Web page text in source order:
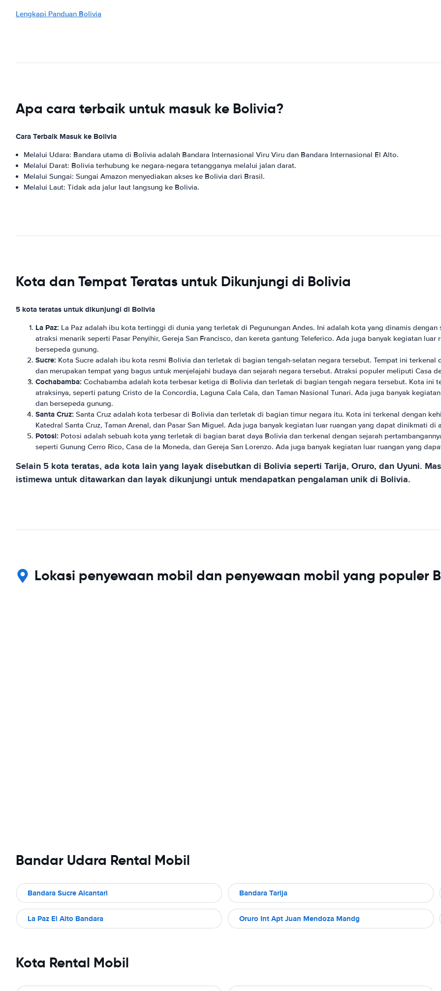
Lengkapi Panduan Bolivia
Apa cara terbaik untuk masuk ke Bolivia?
Cara Terbaik Masuk ke Bolivia
Melalui Udara: Bandara utama di Bolivia adalah Bandara Internasional Viru Viru dan Bandara Internasional El Alto.
Melalui Darat: Bolivia terhubung ke negara-negara tetangganya melalui jalan darat.
Melalui Sungai: Sungai Amazon menyediakan akses ke Bolivia dari Brasil.
Melalui Laut: Tidak ada jalur laut langsung ke Bolivia.
Kota dan Tempat Teratas untuk Dikunjungi di Bolivia
5 kota teratas untuk dikunjungi di Bolivia
La Paz: La Paz adalah ibu kota tertinggi di dunia yang terletak di Pegunungan Andes. Ini adalah kota yang dinamis
atraksi menarik seperti Pasar Penyihir, Gereja San Francisco, dan kereta gantung Teleferico. Ada juga banyak kegiatan
bersepeda gunung.
Sucre: Kota Sucre adalah ibu kota resmi Bolivia dan terletak di bagian tengah-selatan negara tersebut. Tempat ini
dan merupakan tempat yang bagus untuk menjelajahi budaya dan sejarah negara tersebut. Atraksi populer meliputi Casa
Cochabamba: Cochabamba adalah kota terbesar ketiga di Bolivia dan terletak di bagian tengah negara tersebut. Kota ini
atraksinya, seperti patung Cristo de la Concordia, Laguna Cala Cala, dan Taman Nasional Tunari. Ada juga banyak
dan bersepeda gunung.
Santa Cruz: Santa Cruz adalah kota terbesar di Bolivia dan terletak di bagian timur negara itu. Kota ini terkenal dengan
Katedral Santa Cruz, Taman Arenal, dan Pasar San Miguel. Ada juga banyak kegiatan luar ruangan yang dapat dinikmati
Potosi: Potosi adalah sebuah kota yang terletak di bagian barat daya Bolivia dan terkenal dengan sejarah
seperti Gunung Cerro Rico, Casa de la Moneda, dan Gereja San Lorenzo. Ada juga banyak kegiatan luar ruangan yang
Selain 5 kota teratas, ada kota lain yang layak disebutkan di Bolivia seperti Tarija, Oruro, dan Uyuni.
istimewa untuk ditawarkan dan layak dikunjungi untuk mendapatkan pengalaman unik di Bolivia.
Lokasi penyewaan mobil dan penyewaan mobil yang populer
Bandar Udara Rental Mobil
Bandara Sucre Alcantari Bandara Tarija
La Paz El Alto Bandara Oruro Int Apt Juan Mendoza Mandg
Kota Rental Mobil